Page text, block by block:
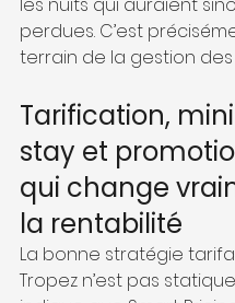
perdues. C’est
terrain de la gestion des
Tarification,
stay et
qui change
la rentabilité
La bonne stratégie
Tropez n’est pas